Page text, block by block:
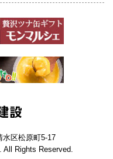
水区松原町5-17
Rights Reserved.